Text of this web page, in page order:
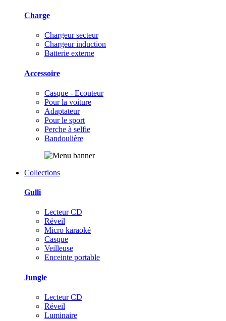
Charge
Chargeur secteur
Chargeur induction
Batterie externe
Accessoire
Casque - Ecouteur
Pour la voiture
Adaptateur
Pour le sport
Perche à selfie
Bandoulière
Collections
Gulli
Lecteur CD
Réveil
Micro karaoké
Casque
Veilleuse
Enceinte portable
Jungle
Lecteur CD
Réveil
Luminaire